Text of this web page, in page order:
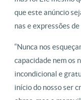
que este anúncio
nas e expressões de
“Nunca nos
capacidade nem os
incondicional e
início do nosso ser